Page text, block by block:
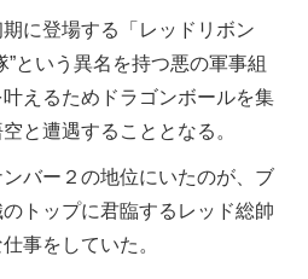
に登場する「レッドリボン
”という異名を持つ悪の軍事組
えるためドラゴンボールを集
と遭遇することとなる。
バー２の地位にいたのが、ブ
トップに君臨するレッド総帥
事をしていた。